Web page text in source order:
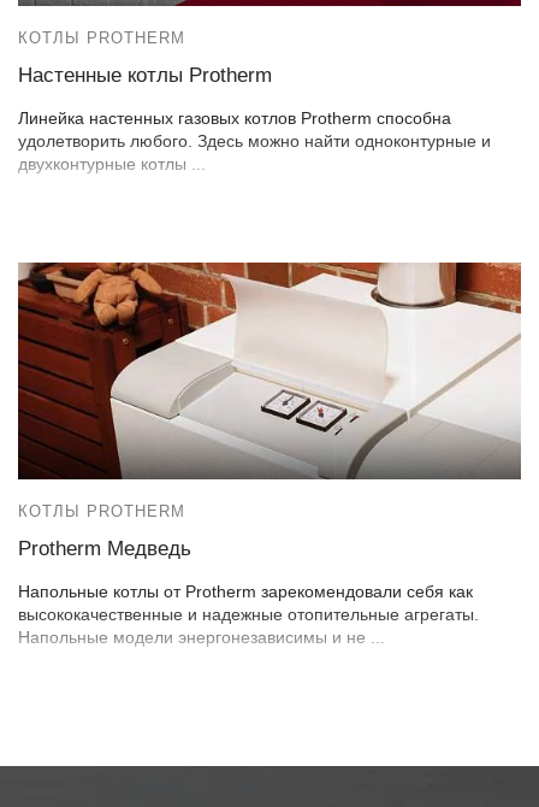
КОТЛЫ PROTHERM
Настенные котлы Protherm
Линейка настенных газовых котлов Protherm способна
удолетворить любого. Здесь можно найти одноконтурные и
двухконтурные котлы ...
КОТЛЫ PROTHERM
Protherm Медведь
Напольные котлы от Protherm зарекомендовали себя как
высококачественные и надежные отопительные агрегаты.
Напольные модели энергонезависимы и не ...